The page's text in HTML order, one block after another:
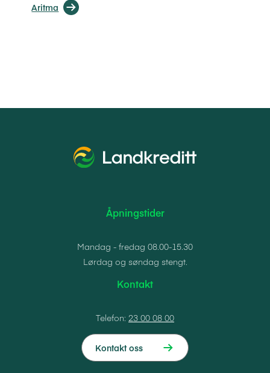
Aritma
Åpningstider
Mandag - fredag 08.00-15.30
Lørdag og søndag stengt.
Kontakt
Telefon: 23 00 08 00
Kontakt oss